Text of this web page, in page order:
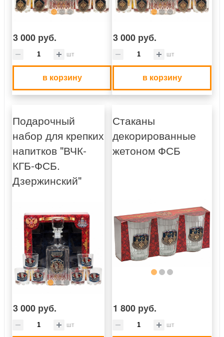
3 000 руб.
шт
в корзину
3 000 руб.
шт
в корзину
Подарочный
набор для крепких
напитков "ВЧК-
КГБ-ФСБ.
Дзержинский"
3 000 руб.
шт
Стаканы
декорированные
жетоном ФСБ
1 800 руб.
шт